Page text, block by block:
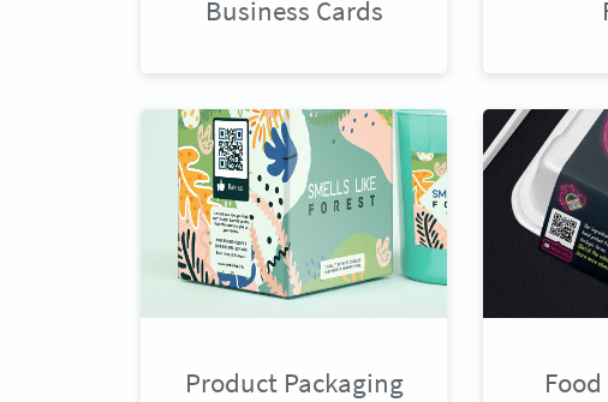
Business Cards
Product Packaging